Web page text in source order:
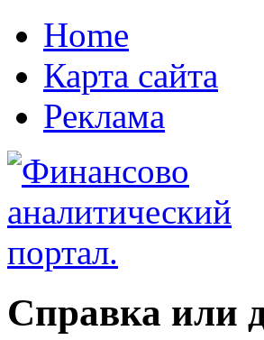
Home
Карта сайта
Реклама
Справка или